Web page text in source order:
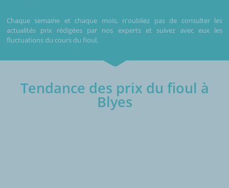
Chaque semaine et chaque mois, n'oubliez pas de consulter les
actualités prix rédigées par nos experts et suivez avec eux les
fluctuations du cours du fioul.
Tendance des prix du fioul à
Blyes